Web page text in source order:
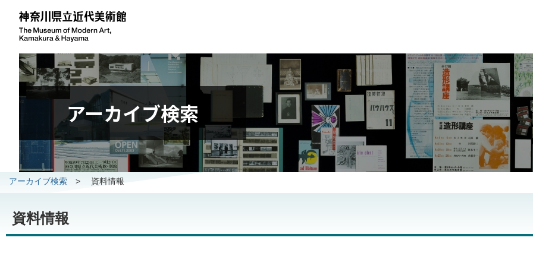
アーカイブ検索
アーカイブ検索 > 資料情報
資料情報